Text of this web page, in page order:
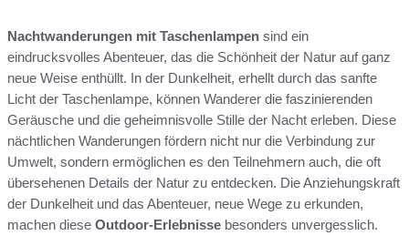
Nachtwanderungen mit Taschenlampen sind ein
eindrucksvolles Abenteuer, das die Schönheit der Natur auf ganz
neue Weise enthüllt. In der Dunkelheit, erhellt durch das sanfte
Licht der Taschenlampe, können Wanderer die faszinierenden
Geräusche und die geheimnisvolle Stille der Nacht erleben. Diese
nächtlichen Wanderungen fördern nicht nur die Verbindung zur
Umwelt, sondern ermöglichen es den Teilnehmern auch, die oft
übersehenen Details der Natur zu entdecken. Die Anziehungskraft
der Dunkelheit und das Abenteuer, neue Wege zu erkunden,
machen diese Outdoor-Erlebnisse besonders unvergesslich.